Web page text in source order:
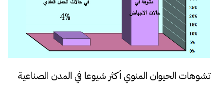
تشوهات الحيوان المنوي أكثر شيوعا في المدن الصناعية